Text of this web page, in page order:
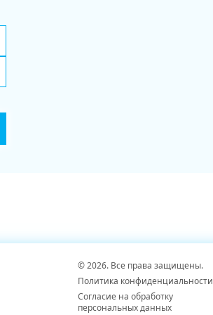
© 2026. Все права защищены.
Политика конфиденциальности
Согласие на обработку
персональных данных